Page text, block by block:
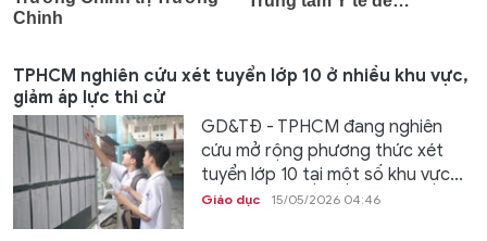
TPHCM nghiên cứu xét tuyển lớp 10 ở nhiều khu vực,
giảm áp lực thi cử
GD&TĐ - TPHCM đang nghiên
cứu mở rộng phương thức xét
tuyển lớp 10 tại một số khu vực...
Giáo dục 15/05/2026 04:46